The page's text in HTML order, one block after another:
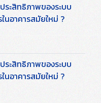
ระสิทธิภาพของระบบ
อาคารสมัยใหม่ ?
ระสิทธิภาพของระบบ
อาคารสมัยใหม่ ?